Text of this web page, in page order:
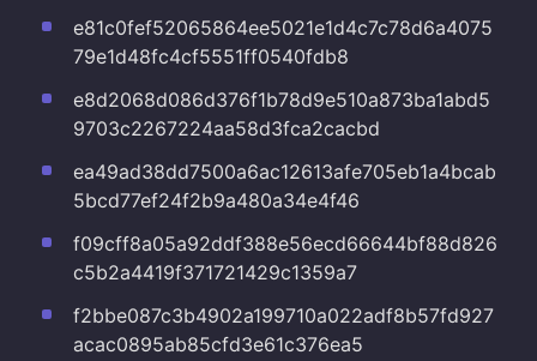
e81c0fef52065864ee5021e1d4c7c78d6a4075
79e1d48fc4cf5551ff0540fdb8
e8d2068d086d376f1b78d9e510a873ba1abd5
9703c2267224aa58d3fca2cacbd
ea49ad38dd7500a6ac12613afe705eb1a4bcab
5bcd77ef24f2b9a480a34e4f46
f09cff8a05a92ddf388e56ecd66644bf88d826
c5b2a4419f371721429c1359a7
f2bbe087c3b4902a199710a022adf8b57fd927
acac0895ab85cfd3e61c376ea5